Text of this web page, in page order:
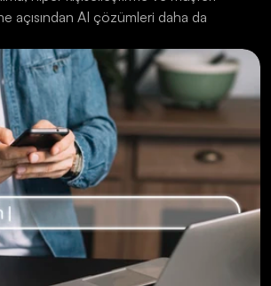
açısından AI çözümleri daha da